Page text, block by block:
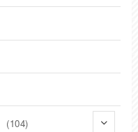
(104)